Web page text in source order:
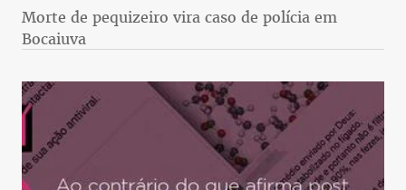
Morte de pequizeiro vira caso de polícia em
Bocaiuva